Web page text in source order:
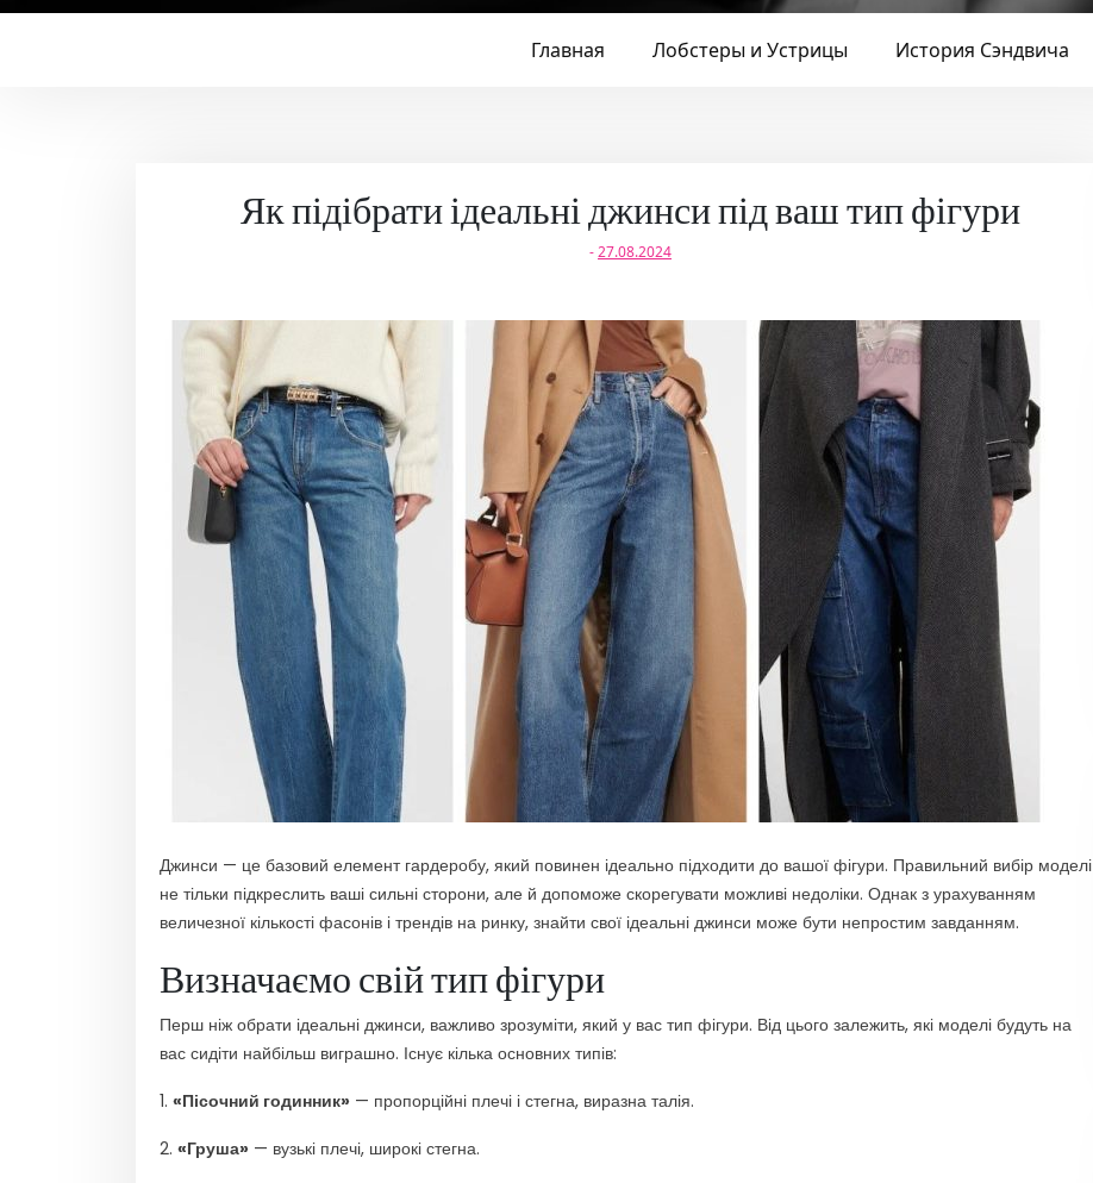
Главная Лобстеры и Устрицы История Сэндвича
Як підібрати ідеальні джинси під ваш тип фігури
-27.08.2024
Джинси — це базовий елемент гардеробу, який повинен ідеально підходити до вашої фігури. Правильний вибір моделі
не тільки підкреслить ваші сильні сторони, але й допоможе скорегувати можливі недоліки. Однак з урахуванням
величезної кількості фасонів і трендів на ринку, знайти свої ідеальні джинси може бути непростим завданням.
Визначаємо свій тип фігури
Перш ніж обрати ідеальні джинси, важливо зрозуміти, який у вас тип фігури. Від цього залежить, які моделі будуть на
вас сидіти найбільш виграшно. Існує кілька основних типів:
1. «Пісочний годинник» — пропорційні плечі і стегна, виразна талія.
2. «Груша» — вузькі плечі, широкі стегна.